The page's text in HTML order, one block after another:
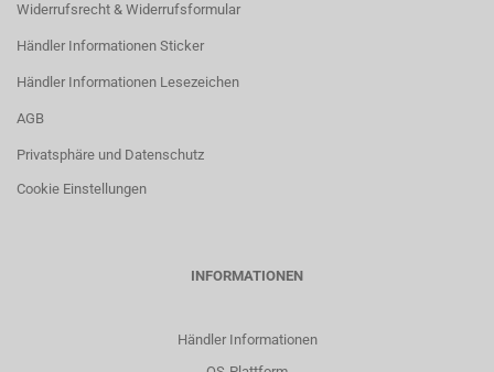
Widerrufsrecht & Widerrufsformular
Händler Informationen Sticker
Händler Informationen Lesezeichen
AGB
Privatsphäre und Datenschutz
Cookie Einstellungen
INFORMATIONEN
Händler Informationen